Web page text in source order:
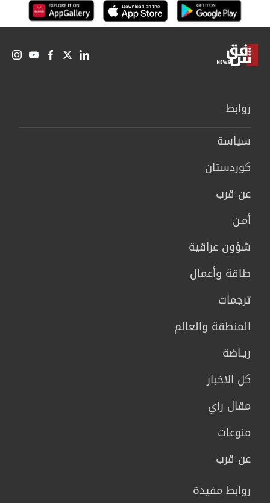
روابط
سیاسة
كوردستان
عن قرب
أمـن
شؤون عراقية
طاقة وأعمال
ترجمات
المنطقة والعالم
ريـاضة
كل الاخبار
مقال رأي
منوعات
عن قرب
روابط مفيدة